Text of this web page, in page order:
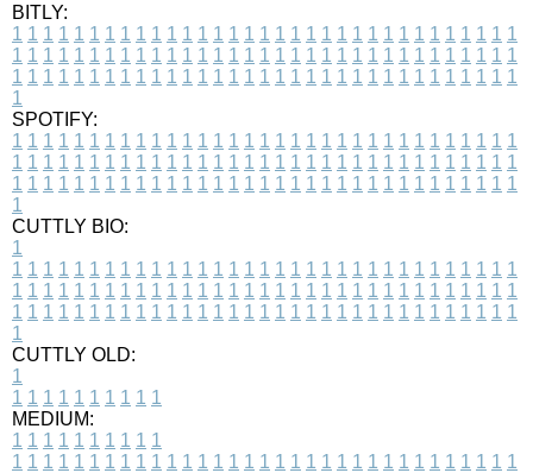
BITLY:
1 1 1 1 1 1 1 1 1 1 1 1 1 1 1 1 1 1 1 1 1 1 1 1 1 1 1 1 1 1 1 1 1
1 1 1 1 1 1 1 1 1 1 1 1 1 1 1 1 1 1 1 1 1 1 1 1 1 1 1 1 1 1 1 1 1
1 1 1 1 1 1 1 1 1 1 1 1 1 1 1 1 1 1 1 1 1 1 1 1 1 1 1 1 1 1 1 1 1
1
SPOTIFY:
1 1 1 1 1 1 1 1 1 1 1 1 1 1 1 1 1 1 1 1 1 1 1 1 1 1 1 1 1 1 1 1 1
1 1 1 1 1 1 1 1 1 1 1 1 1 1 1 1 1 1 1 1 1 1 1 1 1 1 1 1 1 1 1 1 1
1 1 1 1 1 1 1 1 1 1 1 1 1 1 1 1 1 1 1 1 1 1 1 1 1 1 1 1 1 1 1 1 1
1
CUTTLY BIO:
1
1 1 1 1 1 1 1 1 1 1 1 1 1 1 1 1 1 1 1 1 1 1 1 1 1 1 1 1 1 1 1 1 1
1 1 1 1 1 1 1 1 1 1 1 1 1 1 1 1 1 1 1 1 1 1 1 1 1 1 1 1 1 1 1 1 1
1 1 1 1 1 1 1 1 1 1 1 1 1 1 1 1 1 1 1 1 1 1 1 1 1 1 1 1 1 1 1 1 1
1
CUTTLY OLD:
1
1 1 1 1 1 1 1 1 1 1
MEDIUM:
1 1 1 1 1 1 1 1 1 1
1 1 1 1 1 1 1 1 1 1 1 1 1 1 1 1 1 1 1 1 1 1 1 1 1 1 1 1 1 1 1 1 1